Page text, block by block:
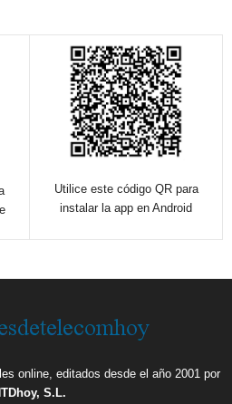
Utilice este código QR para
instalar la app en Android
online, editados desde el año 2001 por
S.L.